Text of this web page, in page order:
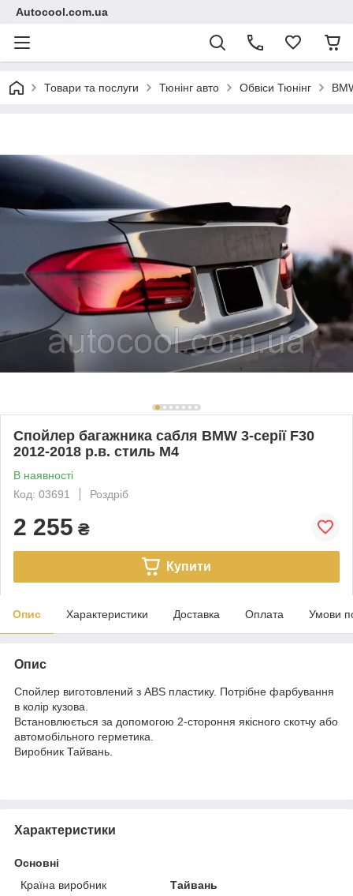
Autocool.com.ua
Товари та послуги Тюнінг авто Обвіси Тюнінг
Спойлер багажника сабля BMW 3-серії F30
2012-2018 р.в. стиль M4
В наявності
Код: 03691
Роздріб
2 255 ₴
Купити
Опис Характеристики Доставка Оплата Умови
Опис
Спойлер виготовлений з ABS пластику. Потрібне фарбування
в колір кузова.
Встановлюється за допомогою 2-стороння якісного скотчу або
автомобільного герметика.
Виробник Тайвань.
Характеристики
Основні
Країна виробник
Тайвань